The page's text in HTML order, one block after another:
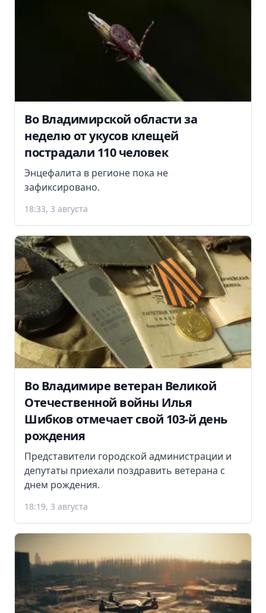
Во Владимирской области за
неделю от укусов клещей
пострадали 110 человек
Энцефалита в регионе пока не
зафиксировано.
18:33, 3 августа
Во Владимире ветеран Великой
Отечественной войны Илья
Шибков отмечает свой 103-й день
рождения
Представители городской администрации и
депутаты приехали поздравить ветерана с
днем рождения.
18:19, 3 августа